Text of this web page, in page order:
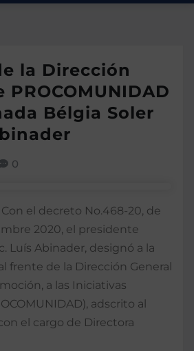
la Dirección
PROCOMUNIDAD
Bélgia Soler
0
el decreto No.468-20, de
2020, el presidente
Luís Abinader, designó a la
frente de la Dirección General
a las Iniciativas
adscrito al
el cargo de Directora